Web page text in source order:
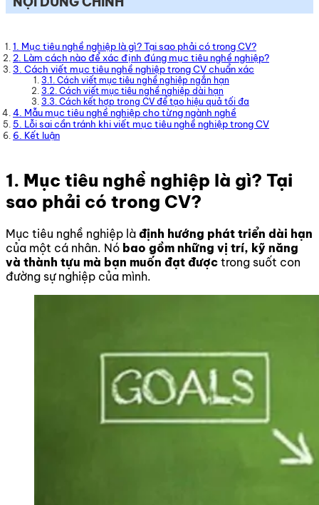
1. Mục tiêu nghề nghiệp là gì? Tại sao phải có trong CV?
2. Làm cách nào để xác định đúng mục tiêu nghề nghiệp?
3. Cách viết mục tiêu nghề nghiệp trong CV chuẩn xác
3.1. Cách viết mục tiêu nghề nghiệp ngắn hạn
3.2. Cách viết mục tiêu nghề nghiệp dài hạn
3.3. Cách kết hợp trong CV để tạo hiệu quả tối đa
4. Mẫu mục tiêu nghề nghiệp cho từng ngành nghề
5. Lỗi sai cần tránh khi viết mục tiêu nghề nghiệp trong CV
6. Kết luận
1. Mục tiêu nghề nghiệp là gì? Tại
sao phải có trong CV?
Mục tiêu nghề nghiệp là định hướng phát triển dài hạn
của một cá nhân. Nó bao gồm những vị trí, kỹ năng
và thành tựu mà bạn muốn đạt được trong suốt con
đường sự nghiệp của mình.